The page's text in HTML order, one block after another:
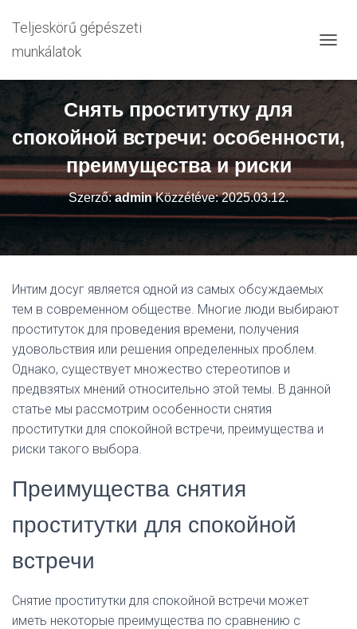
Teljeskörű gépészeti
munkálatok
V
G
Á
C
I
B
-
/
P
Á
Снять проститутку для
спокойной встречи: особенности,
преимущества и риски
Szerző:adminKözzétéve:2025.03.12.
Интим досуг является одной из самых обсуждаемых
тем в современном обществе. Многие люди выбирают
проституток для проведения времени, получения
удовольствия или решения определенных проблем.
Однако, существует множество стереотипов и
предвзятых мнений относительно этой темы. В данной
статье мы рассмотрим особенности снятия
проститутки для спокойной встречи, преимущества и
риски такого выбора.
Преимущества снятия
проститутки для спокойной
встречи
Снятие проститутки для спокойной встречи может
иметь некоторые преимущества по сравнению с